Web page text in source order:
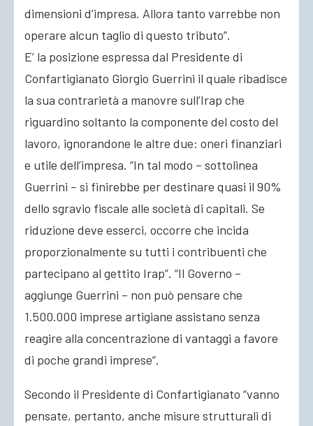
dimensioni d’impresa. Allora tanto varrebbe non
operare alcun taglio di questo tributo”.
E’ la posizione espressa dal Presidente di
Confartigianato Giorgio Guerrini il quale ribadisce
la sua contrarietà a manovre sull’Irap che
riguardino soltanto la componente del costo del
lavoro, ignorandone le altre due: oneri finanziari
e utile dell’impresa. “In tal modo – sottolinea
Guerrini – si finirebbe per destinare quasi il 90%
dello sgravio fiscale alle società di capitali. Se
riduzione deve esserci, occorre che incida
proporzionalmente su tutti i contribuenti che
partecipano al gettito Irap”. “Il Governo –
aggiunge Guerrini – non può pensare che
1.500.000 imprese artigiane assistano senza
reagire alla concentrazione di vantaggi a favore
di poche grandi imprese”.
Secondo il Presidente di Confartigianato “vanno
pensate, pertanto, anche misure strutturali di